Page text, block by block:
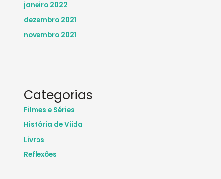
janeiro 2022
dezembro 2021
novembro 2021
Categorias
Filmes e Séries
História de Viida
Livros
Reflexões